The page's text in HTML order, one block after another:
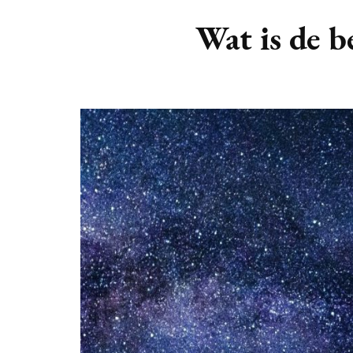
ASTROLOGIE KALENDER
Wat is de